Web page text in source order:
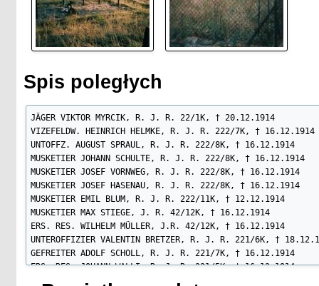
Spis poległych
JÄGER VIKTOR MYRCIK, R. J. R. 22/1K, † 20.12.1914
VIZEFELDW. HEINRICH HELMKE, R. J. R. 222/7K, † 16.12.1914
UNTOFFZ. AUGUST SPRAUL, R. J. R. 222/8K, † 16.12.1914
MUSKETIER JOHANN SCHULTE, R. J. R. 222/8K, † 16.12.1914
MUSKETIER JOSEF VORNWEG, R. J. R. 222/8K, † 16.12.1914
MUSKETIER JOSEF HASENAU, R. J. R. 222/8K, † 16.12.1914
MUSKETIER EMIL BLUM, R. J. R. 222/11K, † 12.12.1914
MUSKETIER MAX STIEGE, J. R. 42/12K, † 16.12.1914
ERS. RES. WILHELM MÜLLER, J.R. 42/12K, † 16.12.1914
UNTEROFFIZIER VALENTIN BRETZER, R. J. R. 221/6K, †
GEFREITER ADOLF SCHOLL, R. J. R. 221/7K, † 16.12.1914
ERS. RES. JOHANN WALLI, R. J. R. 221/5K, † 16.12.1914